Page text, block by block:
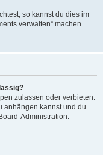
so kannst du dies im
verwalten“ machen.
zulassen oder verbieten.
anhängen kannst und du
Administration.